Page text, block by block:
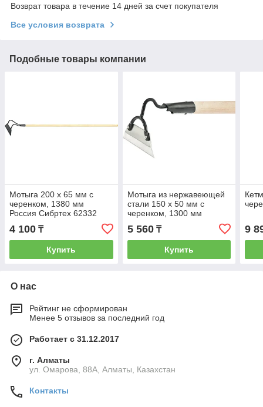
Возврат товара в течение 14 дней за счет покупателя
Все условия возврата
Подобные товары компании
Мотыга 200 х 65 мм с
черенком, 1380 мм
Россия Сибртех 62332
4 100 ₸
Купить
Мотыга из нержавеющей
стали 150 х 50 мм с
черенком, 1300 мм
Россия Сибртех 62334
5 560₸
Купить
9
О нас
Рейтинг не сформирован
Менее 5 отзывов за последний год
Работает с 31.12.2017
г. Алматы
ул. Омарова, 88А, Алматы, Казахстан
Контакты